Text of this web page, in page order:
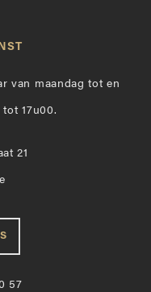
van maandag tot en
17u00.
21
57